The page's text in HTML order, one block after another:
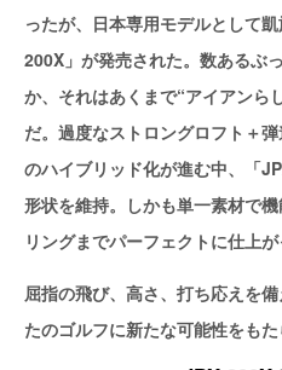
ったが、日本専用モデルとして
200X」が発売された。数あるぶ
か、それはあくまで“アイアンら
だ。過度なストロングロフト＋
のハイブリッド化が進む中、「
形状を維持。しかも単一素材で
リングまでパーフェクトに仕上が
屈指の飛び、高さ、打ち応えを
たのゴルフに新たな可能性をもた